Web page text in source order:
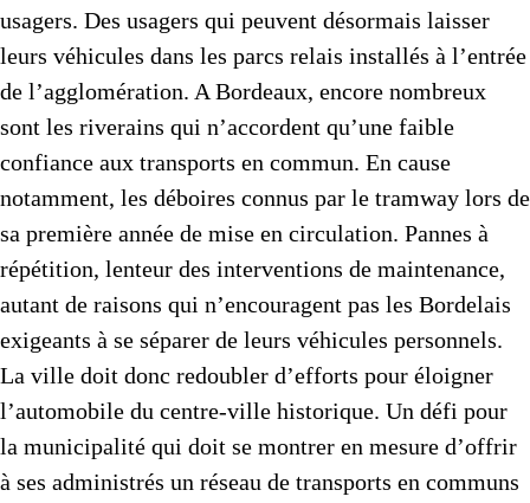
usagers. Des usagers qui peuvent désormais laisser
leurs véhicules dans les parcs relais installés à l’entrée
de l’agglomération. A Bordeaux, encore nombreux
sont les riverains qui n’accordent qu’une faible
confiance aux transports en commun. En cause
notamment, les déboires connus par le tramway lors de
sa première année de mise en circulation. Pannes à
répétition, lenteur des interventions de maintenance,
autant de raisons qui n’encouragent pas les Bordelais
exigeants à se séparer de leurs véhicules personnels.
La ville doit donc redoubler d’efforts pour éloigner
l’automobile du centre-ville historique. Un défi pour
la municipalité qui doit se montrer en mesure d’offrir
à ses administrés un réseau de transports en communs